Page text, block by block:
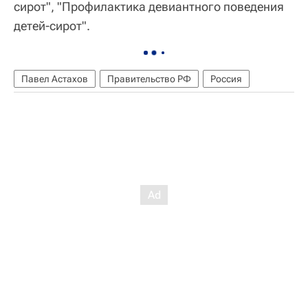
сирот", "Профилактика девиантного поведения
детей-сирот".
Павел Астахов Правительство РФ Россия